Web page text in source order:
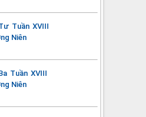
Tuần XVIII
Niên
Tuần XVIII
Niên